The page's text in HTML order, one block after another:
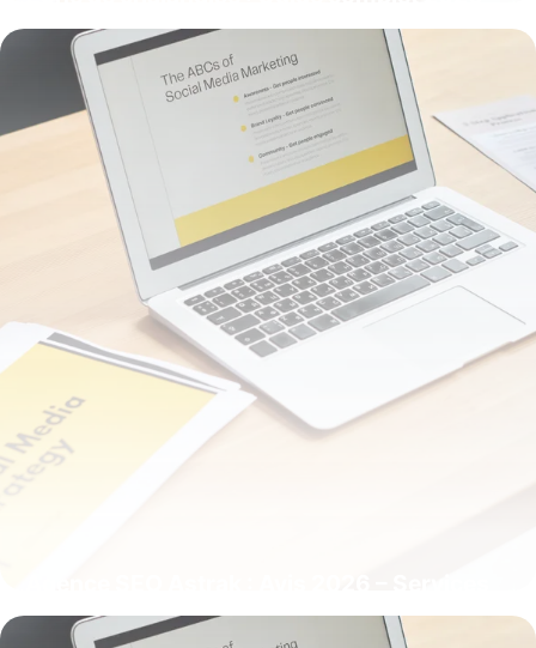
pour définir
7 juillet 2026
Référencement